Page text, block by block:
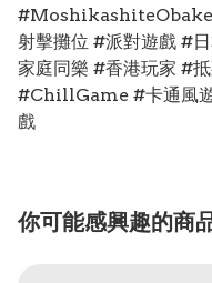
射擊攤位 #派對遊戲 #
家庭同樂 #香港玩家 #
#ChillGame #卡通風
戲
你可能感興趣的商